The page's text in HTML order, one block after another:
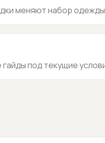
меняют набор
под текущие